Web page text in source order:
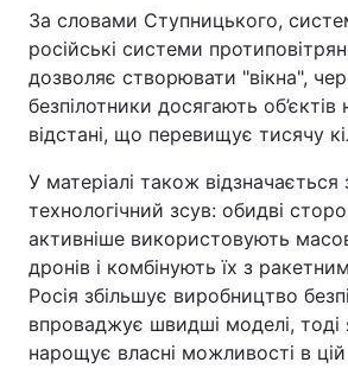
За словами Ступницького,
російські системи
дозволяє створювати "вікна",
безпілотники досягають об’єктів
відстані, що перевищує тисячу
У матеріалі також відзначається
технологічний зсув: обидві
активніше використовують
дронів і комбінують їх з
Росія збільшує виробництво
впроваджує швидші моделі, тоді
нарощує власні можливості в цій